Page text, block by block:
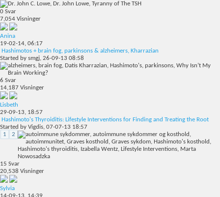
0 Svar
7,054 Visninger
Anina
19-02-14, 06:17
Hashimotos + brain fog, parkinsons & alzheimers, Kharrazian
Started by smgj, 26-09-13 08:58
6 Svar
14,187 Visninger
Lisbeth
29-09-13, 18:57
Hashimoto's Thyroiditis: Lifestyle Interventions for Finding and Treating the Root
Started by Vigdis, 07-07-13 18:57
1
2
15 Svar
20,538 Visninger
Sylvia